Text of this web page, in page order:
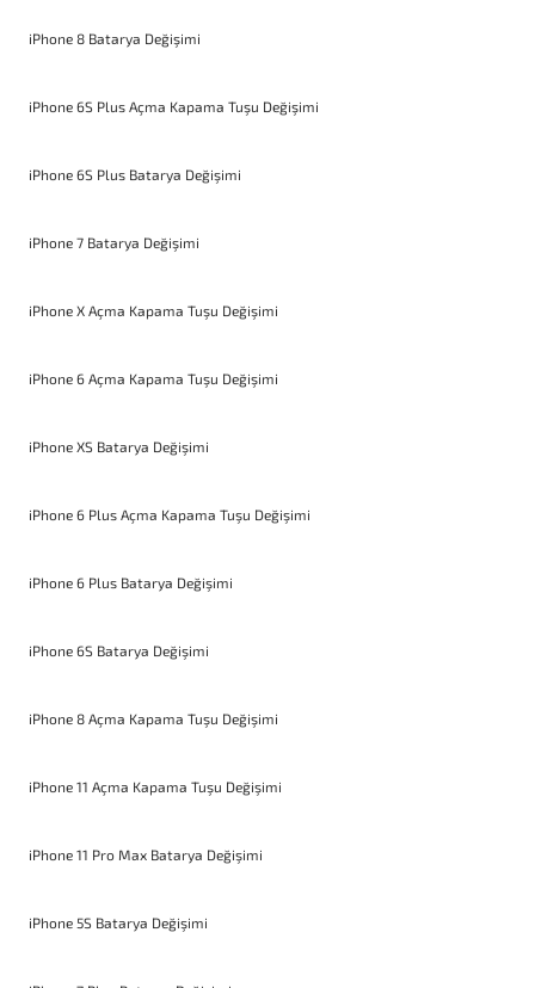
iPhone 8 Batarya Değişimi
iPhone 6S Plus Açma Kapama Tuşu Değişimi
iPhone 6S Plus Batarya Değişimi
iPhone 7 Batarya Değişimi
iPhone X Açma Kapama Tuşu Değişimi
iPhone 6 Açma Kapama Tuşu Değişimi
iPhone XS Batarya Değişimi
iPhone 6 Plus Açma Kapama Tuşu Değişimi
iPhone 6 Plus Batarya Değişimi
iPhone 6S Batarya Değişimi
iPhone 8 Açma Kapama Tuşu Değişimi
iPhone 11 Açma Kapama Tuşu Değişimi
iPhone 11 Pro Max Batarya Değişimi
iPhone 5S Batarya Değişimi